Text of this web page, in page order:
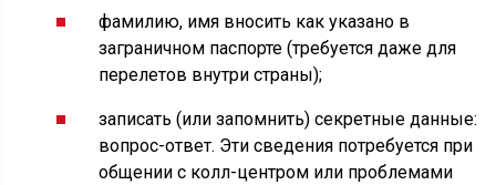
фамилию, имя вносить как указано в
заграничном паспорте (требуется даже для
перелетов внутри страны);
записать (или запомнить) секретные данные:
вопрос-ответ. Эти сведения потребуется при
общении с колл-центром или проблемами